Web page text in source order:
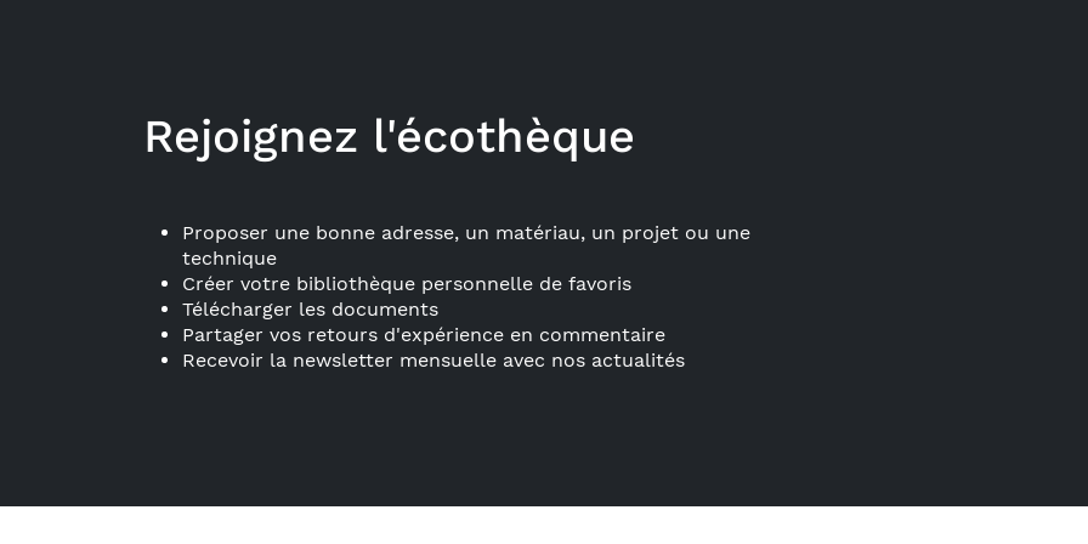
Rejoignez l'écothèque
Proposer une bonne adresse, un matériau, un projet ou une
technique
Créer votre bibliothèque personnelle de favoris
Télécharger les documents
Partager vos retours d'expérience en commentaire
Recevoir la newsletter mensuelle avec nos actualités